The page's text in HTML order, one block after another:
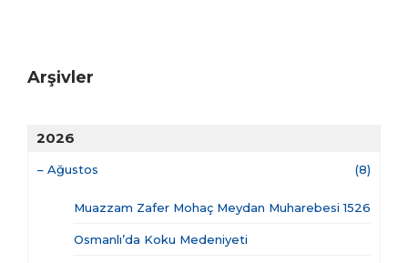
Arşivler
2026
– Ağustos (8)
Muazzam Zafer Mohaç Meydan Muharebesi 1526
Osmanlı’da Koku Medeniyeti